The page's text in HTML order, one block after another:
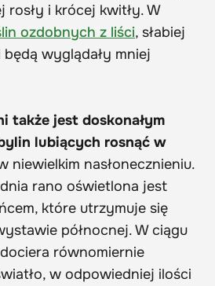
rosły i krócej kwitły. W
ozdobnych z liści, słabiej
wyglądały mniej
także jest doskonałym
lubiących rosnąć w
niewielkim nasłonecznieniu.
rano oświetlona jest
które utrzymuje się
północnej. W ciągu
równomiernie
w odpowiedniej ilości